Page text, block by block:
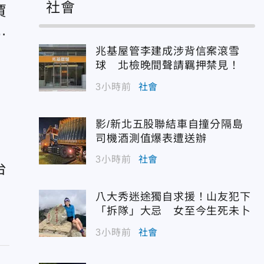
社會
兆基屋管李建成涉背信案滾雪
球 北檢晚間聲請羈押禁見！
3小時前 社會
影/新北五股聯結車自撞分隔島
司機酒測值爆表遭送辦
3小時前 社會
八大秀迷途獨自求援！山友犯下
「拆隊」大忌 女至今生死未卜
3小時前 社會